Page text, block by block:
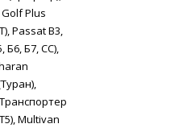
Golf Plus
Passat B3,
Б6, Б7, СС),
Multivan